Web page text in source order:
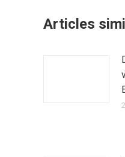
Articles